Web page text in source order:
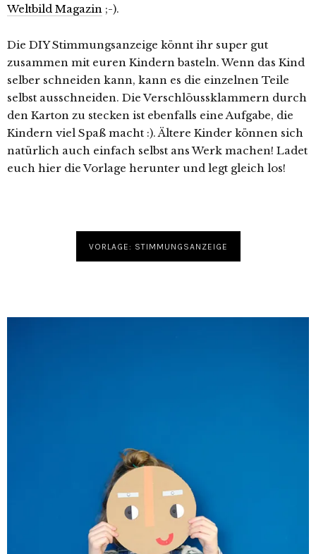
Weltbild Magazin ;-).
Die DIY Stimmungsanzeige könnt ihr super gut
zusammen mit euren Kindern basteln. Wenn das Kind
selber schneiden kann, kann es die einzelnen Teile
selbst ausschneiden. Die Verschlöussklammern durch
den Karton zu stecken ist ebenfalls eine Aufgabe, die
Kindern viel Spaß macht :). Ältere Kinder können sich
natürlich auch einfach selbst ans Werk machen! Ladet
euch hier die Vorlage herunter und legt gleich los!
VORLAGE: STIMMUNGSANZEIGE